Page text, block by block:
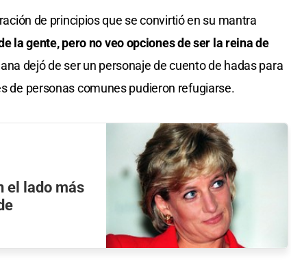
de principios que se convirtió en su mantra
la gente, pero no veo opciones de ser la reina de
dejó de ser un personaje de cuento de hadas para
de personas comunes pudieron refugiarse.
el lado más